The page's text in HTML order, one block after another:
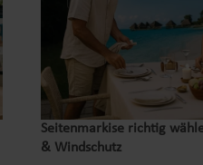
Seitenmarkise richtig
& Windschutz